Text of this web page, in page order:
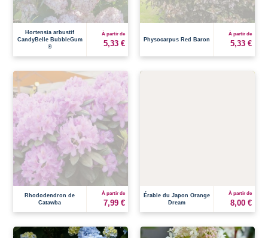
Hortensia arbustif
CandyBelle BubbleGum
®
À partir de
5,33 € Physocarpus Red Baron
À partir de
5,33 €
Rhododendron de
Catawba
À partir de
7,99 €
Érable du Japon Orange
Dream
À partir de
8,00 €